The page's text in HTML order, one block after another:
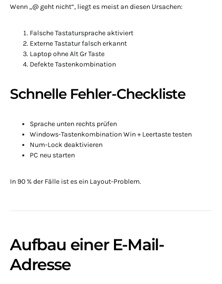
Wenn „@ geht nicht“, liegt es meist an diesen Ursachen:
Falsche Tastatursprache aktiviert
Externe Tastatur falsch erkannt
Laptop ohne Alt Gr Taste
Defekte Tastenkombination
Schnelle Fehler-Checkliste
Sprache unten rechts prüfen
Windows-Tastenkombination Win + Leertaste testen
Num-Lock deaktivieren
PC neu starten
In 90 % der Fälle ist es ein Layout-Problem.
Aufbau einer E-Mail-
Adresse